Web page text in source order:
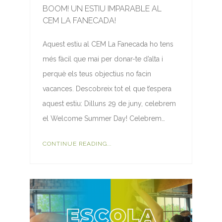
BOOM! UN ESTIU IMPARABLE AL
CEM LA FANECADA!
Aquest estiu al CEM La Fanecada ho tens
més fàcil que mai per donar-te d’alta i
perquè els teus objectius no facin
vacances. Descobreix tot el que t’espera
aquest estiu: Dilluns 29 de juny, celebrem
el Welcome Summer Day! Celebrem…
CONTINUE READING...